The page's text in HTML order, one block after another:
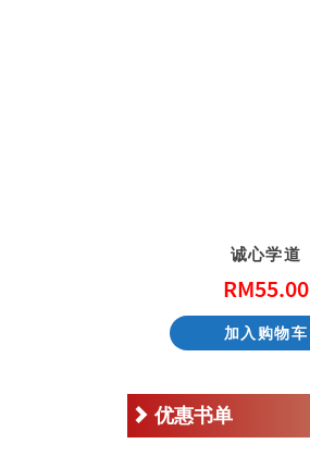
诚心学道
RM55.00
加入购物车
优惠书单